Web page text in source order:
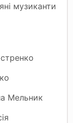
музиканти
Мельник